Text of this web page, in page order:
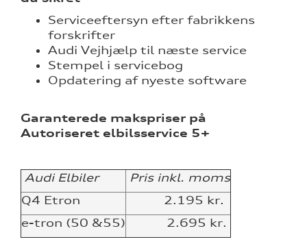
Serviceeftersyn efter fabrikkens
forskrifter
Audi Vejhjælp til næste service
Stempel i servicebog
Opdatering af nyeste software
Garanterede makspriser på
Autoriseret elbilsservice 5+
Audi Elbiler
Pris inkl. moms
Q4 Etron
2.195 kr.
e-tron (50 &55)
2.695 kr.